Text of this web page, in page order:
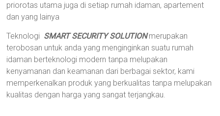
priorotas utama juga di setiap rumah idaman, apartement
dan yang lainya
Teknologi SMART SECURITY SOLUTIONmerupakan
terobosan untuk anda yang menginginkan suatu rumah
idaman berteknologi modern tanpa melupakan
kenyamanan dan keamanan dari berbagai sektor, kami
memperkenalkan produk yang berkualitas tanpa melupakan
kualitas dengan harga yang sangat terjangkau.